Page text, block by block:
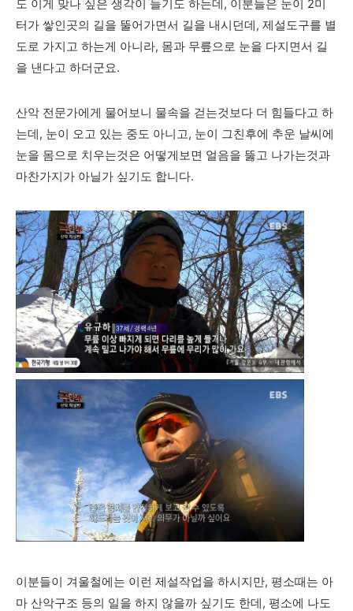
도 이게 맞나 싶은 생각이 들기도 하는데, 이분들은 눈이 2미
터가 쌓인곳의 길을 뚤어가면서 길을 내시던데, 제설도구를 별
도로 가지고 하는게 아니라, 몸과 무릎으로 눈을 다지면서 길
을 낸다고 하더군요.
산악 전문가에게 물어보니 물속을 걷는것보다 더 힘들다고 하
는데, 눈이 오고 있는 중도 아니고, 눈이 그친후에 추운 날씨에
눈을 몸으로 치우는것은 어떻게보면 얼음을 뚫고 나가는것과
마찬가지가 아닐가 싶기도 합니다.
이분들이 겨울철에는 이런 제설작업을 하시지만, 평소때는 아
마 산악구조 등의 일을 하지 않을까 싶기도 한데, 평소에 나도